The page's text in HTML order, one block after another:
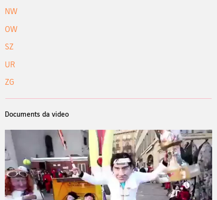
NW
OW
SZ
UR
ZG
Documents da video